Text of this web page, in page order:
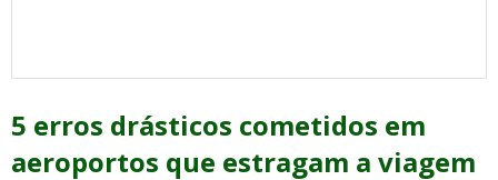
5 erros drásticos cometidos em
aeroportos que estragam a viagem